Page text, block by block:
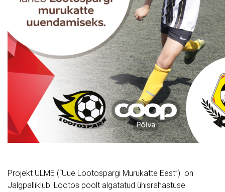
Projekt ULME (“Uue Lootospargi Murukatte Eest”) on
Jalgpalliklubi Lootos poolt algatatud ühisrahastuse